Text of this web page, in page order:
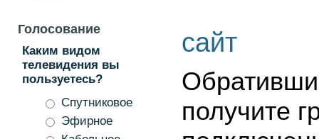
Голосование
Каким видом
телевидения вы
пользуетесь?
Спутниковое
Эфирное
сайт
получите